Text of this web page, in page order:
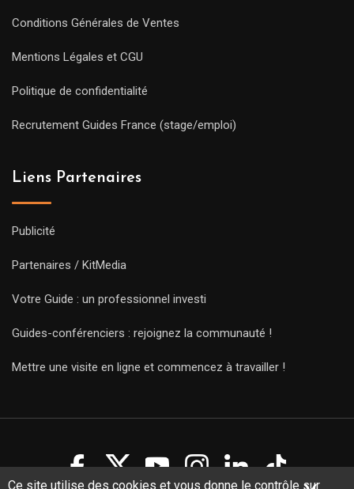
Ce site utilise des cookies et vous donne le contrôle sur
Conditions Générales de Ventes
Mentions Légales et CGU
Politique de confidentialité
Recrutement Guides France (stage/emploi)
Liens Partenaires
Publicité
Partenaires / KitMedia
Votre Guide : un professionnel investi
Guides-conférenciers : rejoignez la communauté !
Mettre une visite en ligne et commencez à travailler !